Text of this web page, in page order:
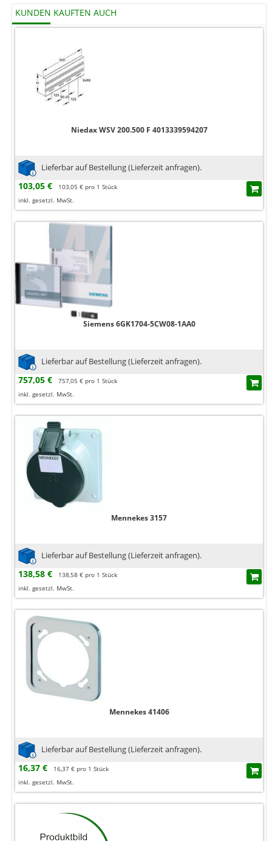
KUNDEN KAUFTEN AUCH
Niedax WSV 200.500 F 4013339594207
Lieferbar auf Bestellung (Lieferzeit anfragen).
103,05 €
103,05 € pro 1 Stück
inkl. gesetzl. MwSt.
Siemens 6GK1704-5CW08-1AA0
Lieferbar auf Bestellung (Lieferzeit anfragen).
757,05 €
757,05 € pro 1 Stück
inkl. gesetzl. MwSt.
Mennekes 3157
Lieferbar auf Bestellung (Lieferzeit anfragen).
138,58 €
138,58 € pro 1 Stück
inkl. gesetzl. MwSt.
Mennekes 41406
Lieferbar auf Bestellung (Lieferzeit anfragen).
16,37 €
16,37 € pro 1 Stück
inkl. gesetzl. MwSt.